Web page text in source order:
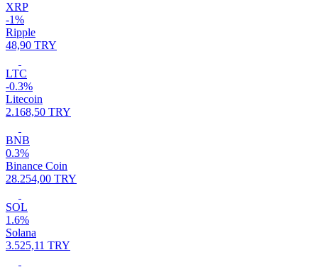
XRP
-1%
Ripple
48,90 TRY
LTC
-0.3%
Litecoin
2.168,50 TRY
BNB
0.3%
Binance Coin
28.254,00 TRY
SOL
1.6%
Solana
3.525,11 TRY